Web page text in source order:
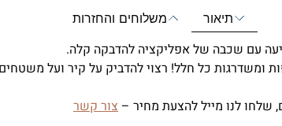
תיאור משלוחים והחזרות
עם שכבה של אפליקציה להדבקה קלה.
שלחו לנו מייל להצעת מחיר – צור קשר